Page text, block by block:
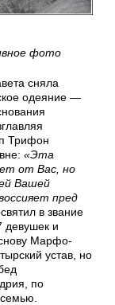
фото
сняла
одеяние —
Трифон
«Эта
от Вас, но
Вашей
пред
в звание
девушек и
Марфо-
устав, но
по